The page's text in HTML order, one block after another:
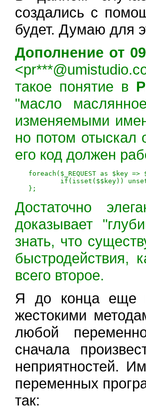
создались с
будет. Думаю для
Дополнение от
такое понятие в
"масло
изменяемыми
но потом отыскал
его код должен
foreach($_REQUEST as $key
Достаточно
доказывает
знать, что
быстродействия,
всего второе.
Я до конца еще
жестокими
любой
сначала
неприятностей.
переменных
так: